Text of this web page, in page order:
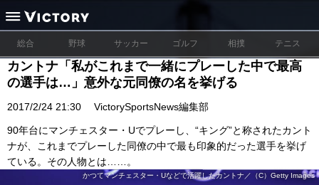
総合 野球 サッカー ゴルフ 相撲 テニス
カントナ「私がこれまで一緒にプレーした中で最高
の選手は…」意外な元同僚の名を挙げる
2017/2/24 21:30 VictorySportsNews編集部
90年台にマンチェスター・Uでプレーし、“キング”と称されたカント
ナが、これまでプレーした同僚の中で最も印象的だった選手を挙げ
ている。その人物とは……。
かつてマンチェスター・Uなどで活躍したカントナ／（C）Getty Images